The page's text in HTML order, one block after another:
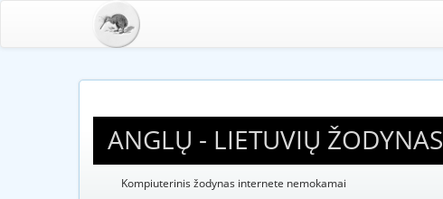
ANGLŲ - LIETUVIŲ ŽODYNAS
Kompiuterinis žodynas internete nemokamai